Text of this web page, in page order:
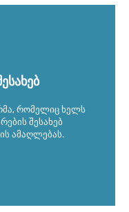
რომელიც ხელს
შესახებ
ამაღლებას.